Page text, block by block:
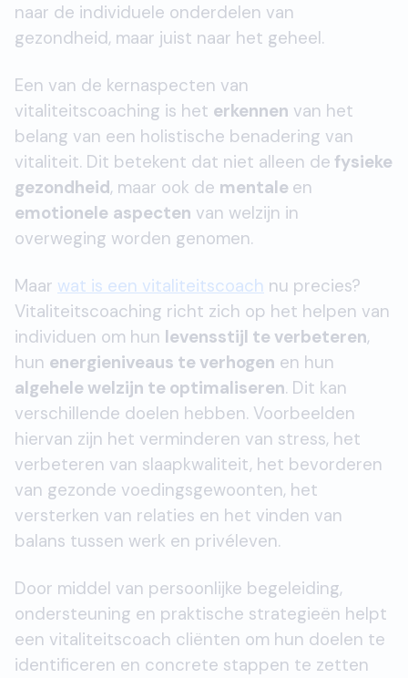
naar de individuele onderdelen van
gezondheid, maar juist naar het geheel.
Een van de kernaspecten van
vitaliteitscoaching is het erkennen van het
belang van een holistische benadering van
vitaliteit. Dit betekent dat niet alleen de fysieke
gezondheid, maar ook de mentale en
emotionele aspecten van welzijn in
overweging worden genomen.
Maar wat is een vitaliteitscoach nu precies?
Vitaliteitscoaching richt zich op het helpen van
individuen om hun levensstijl te verbeteren,
hun energieniveaus te verhogen en hun
algehele welzijn te optimaliseren. Dit kan
verschillende doelen hebben. Voorbeelden
hiervan zijn het verminderen van stress, het
verbeteren van slaapkwaliteit, het bevorderen
van gezonde voedingsgewoonten, het
versterken van relaties en het vinden van
balans tussen werk en privéleven.
Door middel van persoonlijke begeleiding,
ondersteuning en praktische strategieën helpt
een vitaliteitscoach cliënten om hun doelen te
identificeren en concrete stappen te zetten